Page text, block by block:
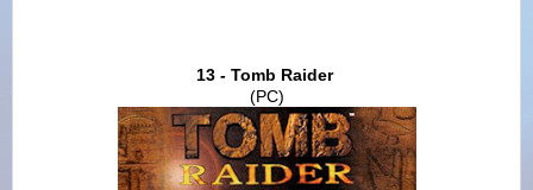
13 - Tomb Raider
(PC)